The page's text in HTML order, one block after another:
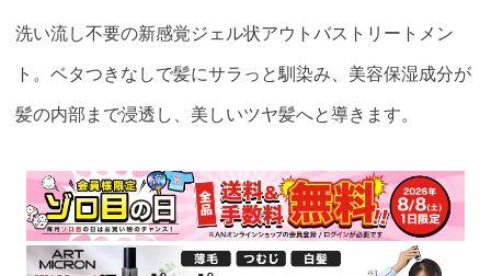
洗い流し不要の新感覚ジェル状アウトバストリートメン
ト。ベタつきなしで髪にサラっと馴染み、美容保湿成分が
髪の内部まで浸透し、美しいツヤ髪へと導きます。